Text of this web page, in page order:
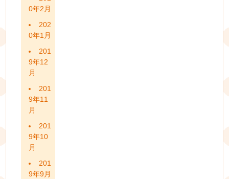
0年2月
202
0年1月
201
9年12
月
201
9年11
月
201
9年10
月
201
9年9月